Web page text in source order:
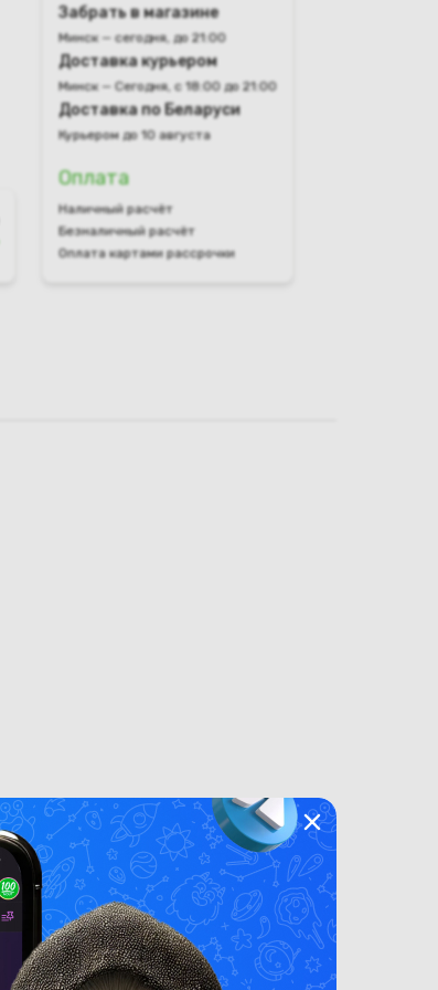
Забрать в магазине
Минск — сегодня, до 21:00
Доставка курьером
Минск — Сегодня, с 18:00 до 21:00
Доставка по Беларуси
Курьером до 10 августа
Оплата
Наличный расчёт
Безналичный расчёт
Оплата картами рассрочки